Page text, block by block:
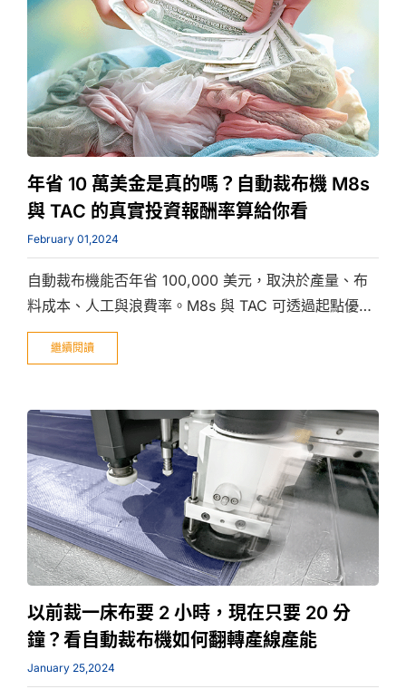
年省 10 萬美金是真的嗎？自動裁布機 M8s
與 TAC 的真實投資報酬率算給你看
February 01,2024
自動裁布機能否年省 100,000 美元，取決於產量、布
料成本、人工與浪費率。M8s 與 TAC 可透過起點優
化、刀片角度控制與連續取料設計，降低布料浪費、縮
短裁剪時間並提升裁剪房效率。
繼續閱讀
以前裁一床布要 2 小時，現在只要 20 分
鐘？看自動裁布機如何翻轉產線產能
January 25,2024